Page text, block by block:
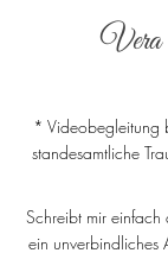
Vera
* Videobegleitung
standesamtliche
Schreibt mir einfach
ein unverbindliches